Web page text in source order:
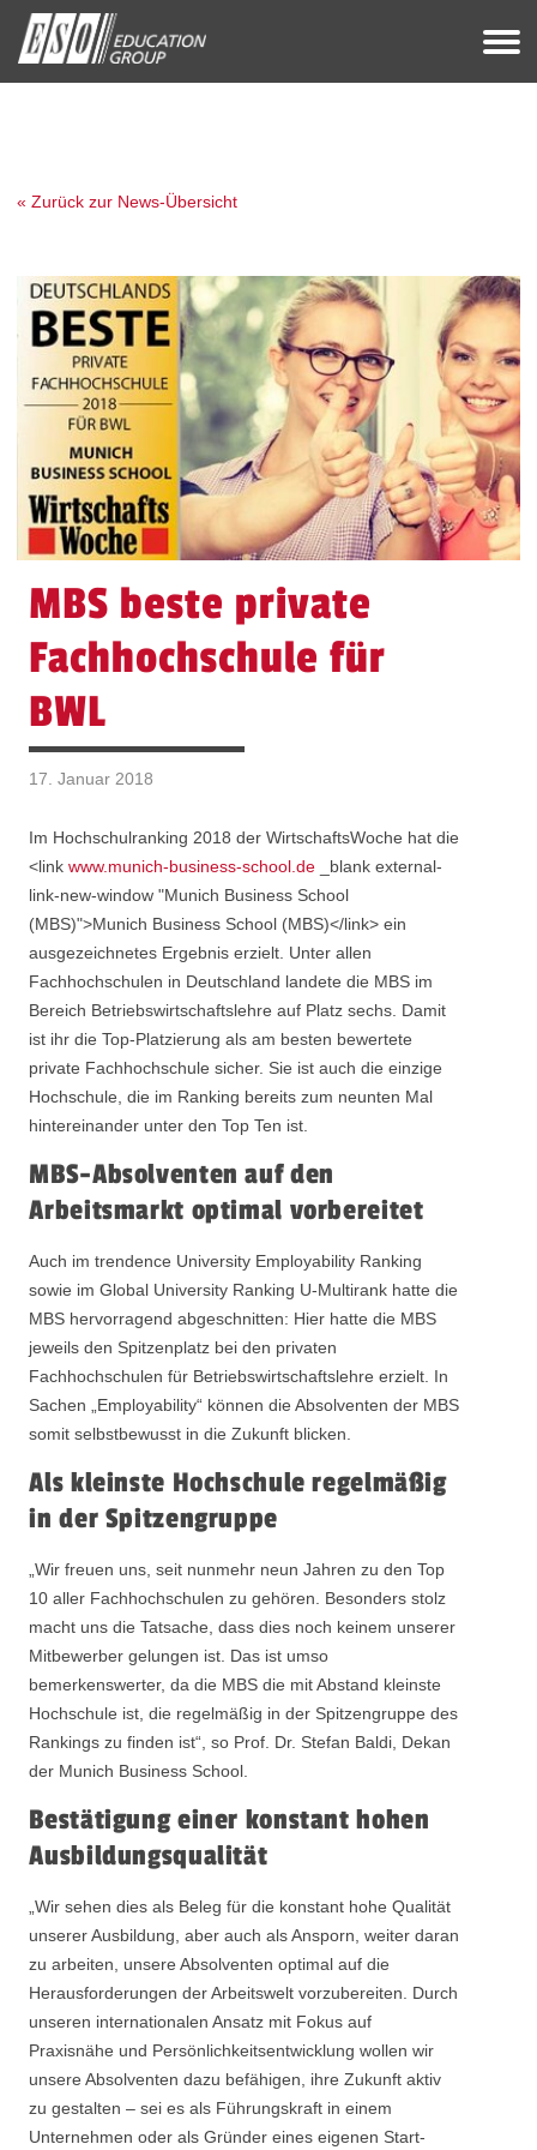
« Zurück zur News-Übersicht
MBS beste private
Fachhochschule für
BWL
17. Januar 2018
Im Hochschulranking 2018 der WirtschaftsWoche hat die
<linkwww.munich-business-school.de _blank external-
link-new-window "Munich Business School
(MBS)">Munich Business School (MBS)</link> ein
ausgezeichnetes Ergebnis erzielt. Unter allen
Fachhochschulen in Deutschland landete die MBS im
Bereich Betriebswirtschaftslehre auf Platz sechs. Damit
ist ihr die Top-Platzierung als am besten bewertete
private Fachhochschule sicher. Sie ist auch die einzige
Hochschule, die im Ranking bereits zum neunten Mal
hintereinander unter den Top Ten ist.
MBS-Absolventen auf den
Arbeitsmarkt optimal vorbereitet
Auch im trendence University Employability Ranking
sowie im Global University Ranking U-Multirank hatte die
MBS hervorragend abgeschnitten: Hier hatte die MBS
jeweils den Spitzenplatz bei den privaten
Fachhochschulen für Betriebswirtschaftslehre erzielt. In
Sachen „Employability“ können die Absolventen der MBS
somit selbstbewusst in die Zukunft blicken.
Als kleinste Hochschule regelmäßig
in der Spitzengruppe
„Wir freuen uns, seit nunmehr neun Jahren zu den Top
10 aller Fachhochschulen zu gehören. Besonders stolz
macht uns die Tatsache, dass dies noch keinem unserer
Mitbewerber gelungen ist. Das ist umso
bemerkenswerter, da die MBS die mit Abstand kleinste
Hochschule ist, die regelmäßig in der Spitzengruppe des
Rankings zu finden ist“, so Prof. Dr. Stefan Baldi, Dekan
der Munich Business School.
Bestätigung einer konstant hohen
Ausbildungsqualität
„Wir sehen dies als Beleg für die konstant hohe Qualität
unserer Ausbildung, aber auch als Ansporn, weiter daran
zu arbeiten, unsere Absolventen optimal auf die
Herausforderungen der Arbeitswelt vorzubereiten. Durch
unseren internationalen Ansatz mit Fokus auf
Praxisnähe und Persönlichkeitsentwicklung wollen wir
unsere Absolventen dazu befähigen, ihre Zukunft aktiv
zu gestalten – sei es als Führungskraft in einem
Unternehmen oder als Gründer eines eigenen Start-